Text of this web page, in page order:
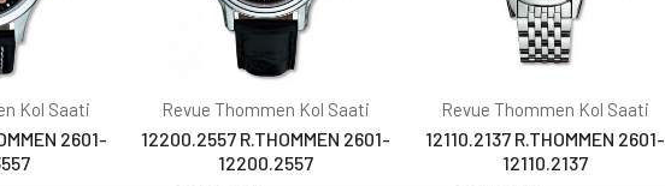
Kol Saati
2601-
Revue Thommen Kol Saati
12200.2557 R.THOMMEN 2601-
12200.2557
Revue Thommen Kol Saati
12110.2137 R.THOMMEN 2601-
12110.2137